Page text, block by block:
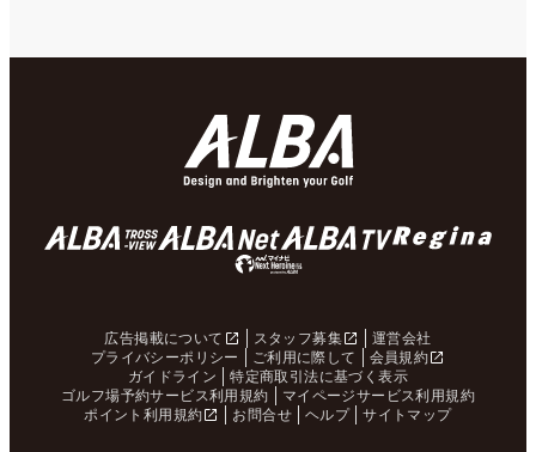
広告掲載について スタッフ募集
運営会社
プライバシーポリシー
ご利用に際して
会員規約
ガイドライン
特定商取引法に基づく表示
ゴルフ場予約サービス利用規約
マイページサービス利用規約
ポイント利用規約
お問合せ ヘルプ サイトマップ